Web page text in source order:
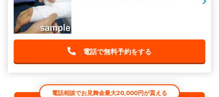
電話で無料予約をする
電話相談でお見舞金最大20,000円が貰える